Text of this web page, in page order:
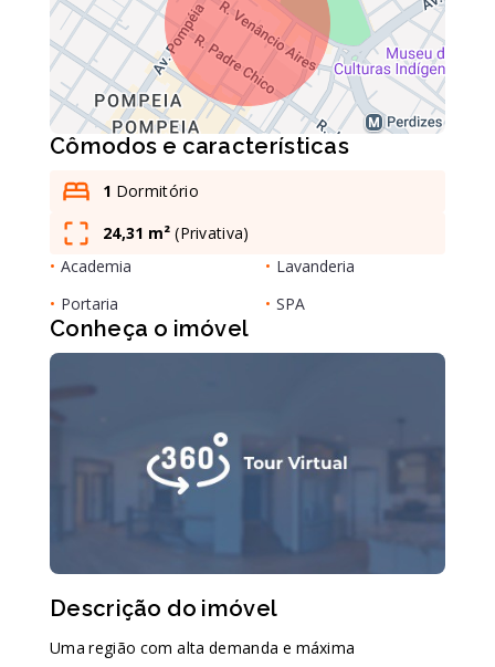
Cômodos e características
1 Dormitório
24,31 m² (Privativa)
• Academia • Lavanderia
• Portaria • SPA
Conheça o imóvel
Descrição do imóvel
Uma região com alta demanda e máxima